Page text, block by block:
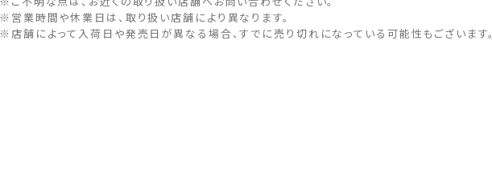
※営業時間や休業日は、取り扱い店舗により異なります。
※店舗によって入荷日や発売日が異なる場合、すでに売り切れになっている可能性もございます。